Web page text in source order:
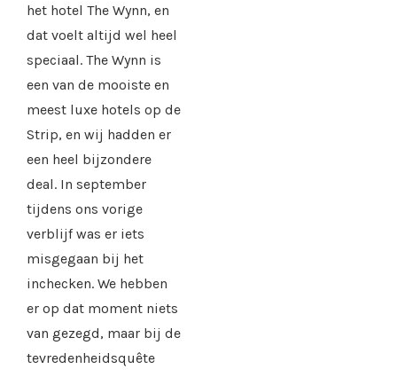
het hotel The Wynn, en
dat voelt altijd wel heel
speciaal. The Wynn is
een van de mooiste en
meest luxe hotels op de
Strip, en wij hadden er
een heel bijzondere
deal. In september
tijdens ons vorige
verblijf was er iets
misgegaan bij het
inchecken. We hebben
er op dat moment niets
van gezegd, maar bij de
tevredenheidsquête